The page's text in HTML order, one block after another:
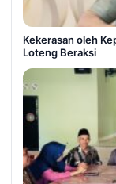
Kekerasan oleh
Loteng Beraksi